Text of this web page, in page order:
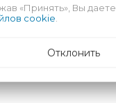
–
Plus
«Принять», Вы
cookie
Отклонить